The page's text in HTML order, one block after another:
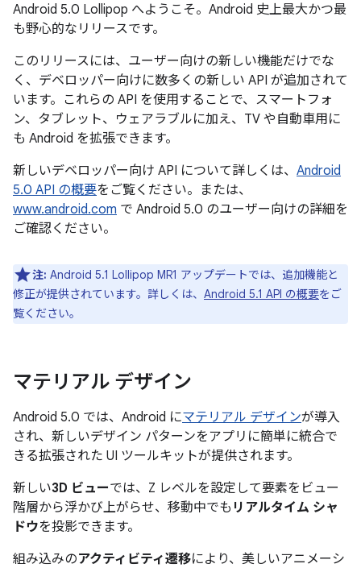
Android 5.0 Lollipop へようこそ。Android 史上最大かつ最
も野心的なリリースです。
このリリースには、ユーザー向けの新しい機能だけでな
く、デベロッパー向けに数多くの新しい API が追加されて
います。これらの API を使用することで、スマートフォ
ン、タブレット、ウェアラブルに加え、TV や自動車用に
も Android を拡張できます。
新しいデベロッパー向け API について詳しくは、 Android
5.0 API の概要をご覧ください。または、
www.android.com で Android 5.0 のユーザー向けの詳細を
ご確認ください。
注: Android 5.1 Lollipop MR1 アップデートでは、追加機能と
修正が提供されています。詳しくは、 Android 5.1 API の概要をご
覧ください。
マテリアル デザイン
Android 5.0 では、Android にマテリアル デザインが導入
され、新しいデザイン パターンをアプリに簡単に統合で
きる拡張された UI ツールキットが提供されます。
新しい3D ビューでは、Z レベルを設定して要素をビュー
階層から浮かび上がらせ、移動中でも リアルタイム シャ
ドウを投影できます。
組み込みのアクティビティ遷移により、美しいアニメーシ